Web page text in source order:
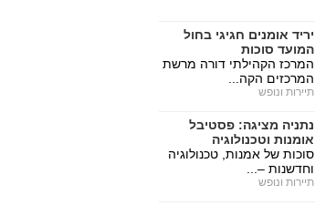
יריד אומנים חגיגי בחול
המועד סוכות
המרכז הקהילתי דורה מרשת
המרכזים הקה...
תיירות ונופש
נתניה מציגה: פסטיבל
אומנות וטכנולוגיה
סוכות של אמנות, טכנולוגיה
וחדשנות –...
תיירות ונופש